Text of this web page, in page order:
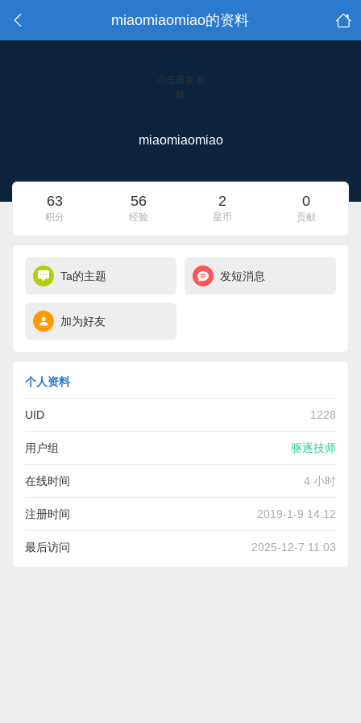
miaomiaomiao的资料
点击重新加
载
miaomiaomiao
63
积分
56
经验
2
星币
0
贡献
Ta的主题 发短消息
加为好友
个人资料
UID 1228
用户组 驱逐技师
在线时间 4 小时
注册时间 2019-1-9 14:12
最后访问 2025-12-7 11:03